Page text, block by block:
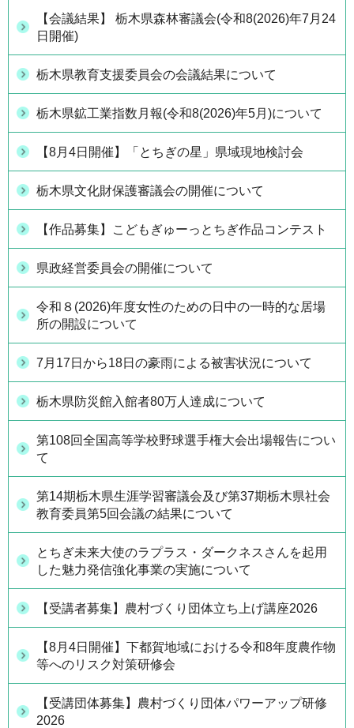
【会議結果】 栃木県森林審議会(令和8(2026)年7月24
日開催)
栃木県教育支援委員会の会議結果について
栃木県鉱工業指数月報(令和8(2026)年5月)について
【8月4日開催】「とちぎの星」県域現地検討会
栃木県文化財保護審議会の開催について
【作品募集】こどもぎゅーっとちぎ作品コンテスト
県政経営委員会の開催について
令和８(2026)年度女性のための日中の一時的な居場
所の開設について
7月17日から18日の豪雨による被害状況について
栃木県防災館入館者80万人達成について
第108回全国高等学校野球選手権大会出場報告につい
て
第14期栃木県生涯学習審議会及び第37期栃木県社会
教育委員第5回会議の結果について
とちぎ未来大使のラプラス・ダークネスさんを起用
した魅力発信強化事業の実施について
【受講者募集】農村づくり団体立ち上げ講座2026
【8月4日開催】下都賀地域における令和8年度農作物
等へのリスク対策研修会
【受講団体募集】農村づくり団体パワーアップ研修
2026